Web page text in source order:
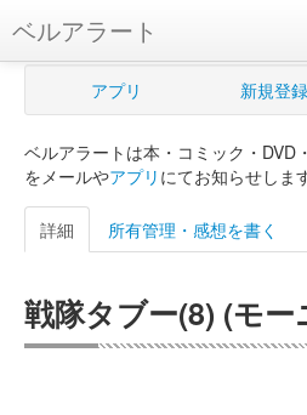
ベルアラート
ベルアラートとは
新規登録
ログイン
購入管理
アプリ 新規登録
ベルアラートは本・コミック・DVD
をメールやアプリ にてお知らせしま
詳細 所有管理・感想を書く
戦隊タブー(8) (モー